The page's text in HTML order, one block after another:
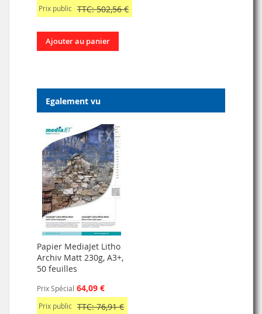
Prix public TTC: 502,56 €
Ajouter au panier
Egalement vu
Papier MediaJet Litho
Archiv Matt 230g, A3+,
50 feuilles
Prix Spécial 64,09 €
Prix public TTC: 76,91 €